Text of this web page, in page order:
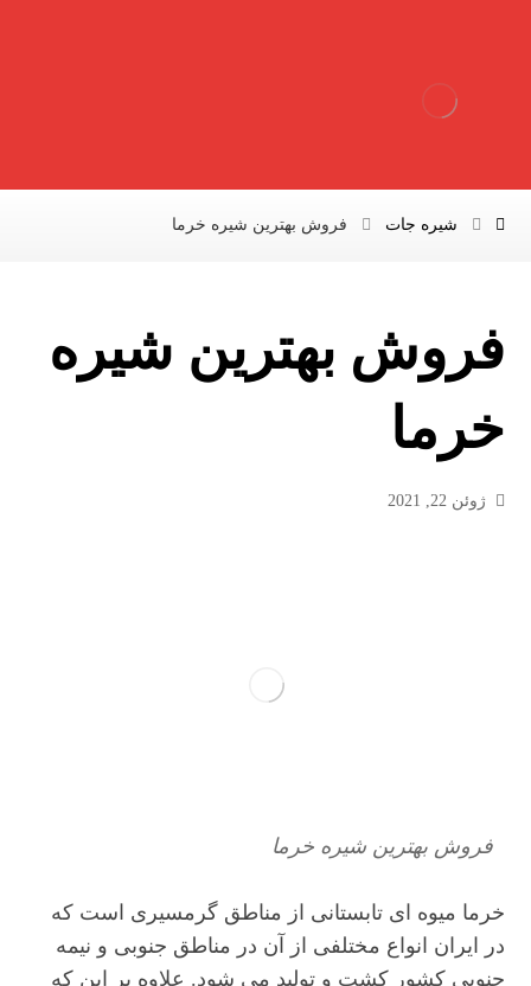
شیره جات فروش بهترین شیره خرما
فروش بهترین شیره
خرما
ژوئن 22, 2021
فروش بهترین شیره خرما
خرما میوه ای تابستانی از مناطق گرمسیری است که
در ایران انواع مختلفی از آن در مناطق جنوبی و نیمه
جنوبی کشور کشت و تولید می شود. علاوه بر این که